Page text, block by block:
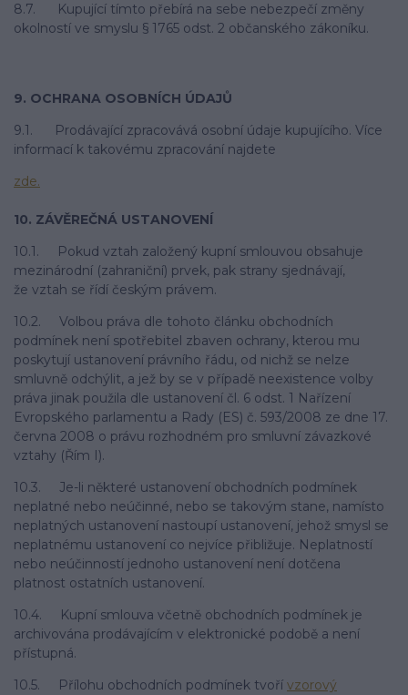
8.7. Kupující tímto přebírá na sebe nebezpečí změny
okolností ve smyslu § 1765 odst. 2 občanského zákoníku.
9. OCHRANA OSOBNÍCH ÚDAJŮ
9.1. Prodávající zpracovává osobní údaje kupujícího. Více
informací k takovému zpracování najdete
zde.
10. ZÁVĚREČNÁ USTANOVENÍ
10.1. Pokud vztah založený kupní smlouvou obsahuje
mezinárodní (zahraniční) prvek, pak strany sjednávají,
že vztah se řídí českým právem.
10.2. Volbou práva dle tohoto článku obchodních
podmínek není spotřebitel zbaven ochrany, kterou mu
poskytují ustanovení právního řádu, od nichž se nelze
smluvně odchýlit, a jež by se v případě neexistence volby
práva jinak použila dle ustanovení čl. 6 odst. 1 Nařízení
Evropského parlamentu a Rady (ES) č. 593/2008 ze dne 17.
června 2008 o právu rozhodném pro smluvní závazkové
vztahy (Řím I).
10.3. Je-li některé ustanovení obchodních podmínek
neplatné nebo neúčinné, nebo se takovým stane, namísto
neplatných ustanovení nastoupí ustanovení, jehož smysl se
neplatnému ustanovení co nejvíce přibližuje. Neplatností
nebo neúčinností jednoho ustanovení není dotčena
platnost ostatních ustanovení.
10.4. Kupní smlouva včetně obchodních podmínek je
archivována prodávajícím v elektronické podobě a není
přístupná.
10.5. Přílohu obchodních podmínek tvoří vzorový